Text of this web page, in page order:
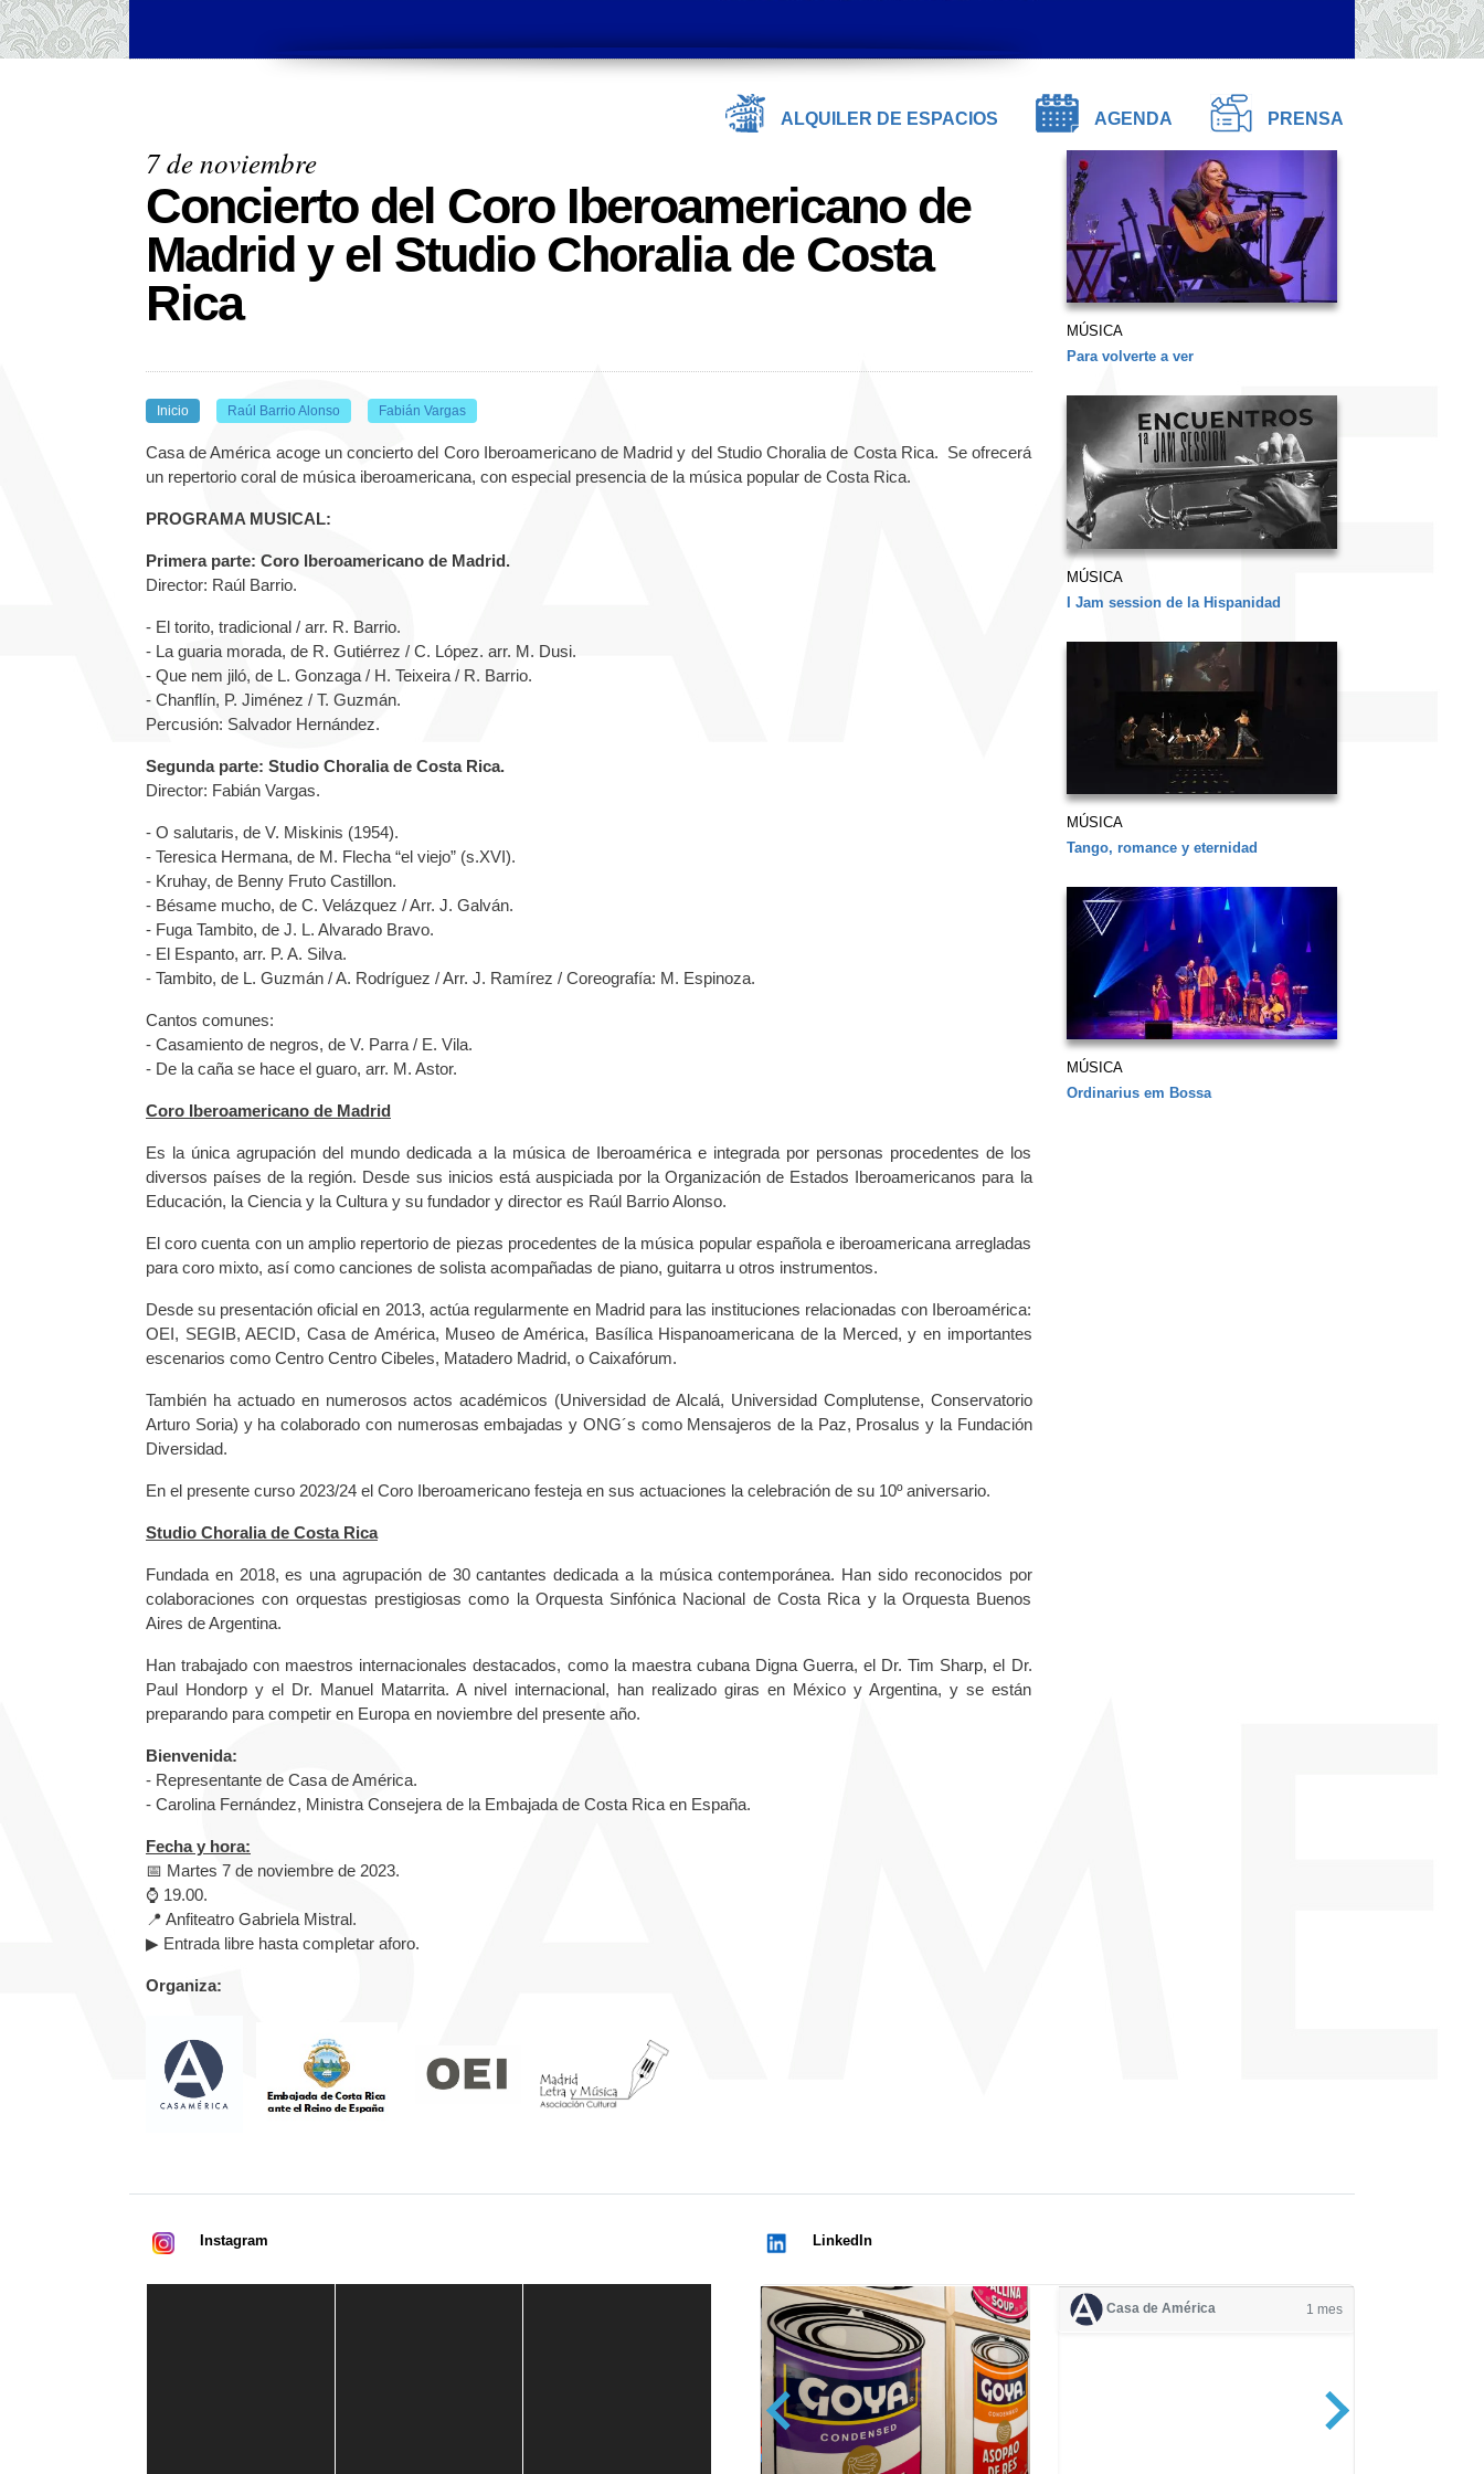
ALQUILER DE ESPACIOS AGENDA PRENSA
7 de noviembre
Concierto del Coro Iberoamericano de
Madrid y el Studio Choralia de Costa
Rica
Inicio Raúl Barrio Alonso Fabián Vargas
Casa de América acoge un concierto del Coro Iberoamericano de Madrid y del Studio Choralia de Costa Rica. Se ofrecerá
un repertorio coral de música iberoamericana, con especial presencia de la música popular de Costa Rica.
PROGRAMA MUSICAL:
Primera parte: Coro Iberoamericano de Madrid.
Director: Raúl Barrio.
- El torito, tradicional / arr. R. Barrio.
- La guaria morada, de R. Gutiérrez / C. López. arr. M. Dusi.
- Que nem jiló, de L. Gonzaga / H. Teixeira / R. Barrio.
- Chanflín, P. Jiménez / T. Guzmán.
Percusión: Salvador Hernández.
Segunda parte: Studio Choralia de Costa Rica.
Director: Fabián Vargas.
- O salutaris, de V. Miskinis (1954).
- Teresica Hermana, de M. Flecha “el viejo” (s.XVI).
- Kruhay, de Benny Fruto Castillon.
- Bésame mucho, de C. Velázquez / Arr. J. Galván.
- Fuga Tambito, de J. L. Alvarado Bravo.
- El Espanto, arr. P. A. Silva.
- Tambito, de L. Guzmán / A. Rodríguez / Arr. J. Ramírez / Coreografía: M. Espinoza.
Cantos comunes:
- Casamiento de negros, de V. Parra / E. Vila.
- De la caña se hace el guaro, arr. M. Astor.
Coro Iberoamericano de Madrid
Es la única agrupación del mundo dedicada a la música de Iberoamérica e integrada por personas procedentes de los
diversos países de la región. Desde sus inicios está auspiciada por la Organización de Estados Iberoamericanos para la
Educación, la Ciencia y la Cultura y su fundador y director es Raúl Barrio Alonso.
El coro cuenta con un amplio repertorio de piezas procedentes de la música popular española e iberoamericana arregladas
para coro mixto, así como canciones de solista acompañadas de piano, guitarra u otros instrumentos.
Desde su presentación oficial en 2013, actúa regularmente en Madrid para las instituciones relacionadas con Iberoamérica:
OEI, SEGIB, AECID, Casa de América, Museo de América, Basílica Hispanoamericana de la Merced, y en importantes
escenarios como Centro Centro Cibeles, Matadero Madrid, o Caixafórum.
También ha actuado en numerosos actos académicos (Universidad de Alcalá, Universidad Complutense, Conservatorio
Arturo Soria) y ha colaborado con numerosas embajadas y ONG´s como Mensajeros de la Paz, Prosalus y la Fundación
Diversidad.
En el presente curso 2023/24 el Coro Iberoamericano festeja en sus actuaciones la celebración de su 10º aniversario.
Studio Choralia de Costa Rica
Fundada en 2018, es una agrupación de 30 cantantes dedicada a la música contemporánea. Han sido reconocidos por
colaboraciones con orquestas prestigiosas como la Orquesta Sinfónica Nacional de Costa Rica y la Orquesta Buenos
Aires de Argentina.
Han trabajado con maestros internacionales destacados, como la maestra cubana Digna Guerra, el Dr. Tim Sharp, el Dr.
Paul Hondorp y el Dr. Manuel Matarrita. A nivel internacional, han realizado giras en México y Argentina, y se están
preparando para competir en Europa en noviembre del presente año.
Bienvenida:
- Representante de Casa de América.
- Carolina Fernández, Ministra Consejera de la Embajada de Costa Rica en España.
Fecha y hora:
📅 Martes 7 de noviembre de 2023.
⌚️ 19.00.
📍 Anfiteatro Gabriela Mistral.
▶ Entrada libre hasta completar aforo.
Organiza:
MÚSICA
Para volverte a ver
MÚSICA
I Jam session de la Hispanidad
MÚSICA
Tango, romance y eternidad
MÚSICA
Ordinarius em Bossa
Instagram LinkedIn
Casa de América 1 mes